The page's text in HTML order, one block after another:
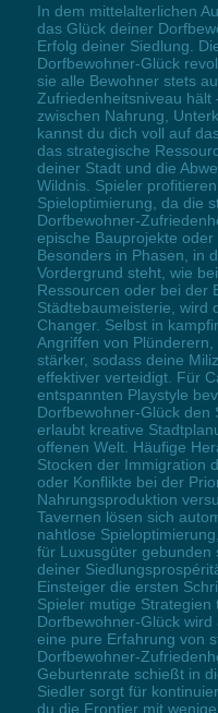
In dem mittelalterlichen
das Glück deiner
Erfolg deiner Siedlung.
Dorfbewohner-Glück
sie alle Bewohner stets
Zufriedenheitsniveau
zwischen Nahrung,
kannst du dich voll auf
das strategische
deiner Stadt und die
Wildnis. Spieler
Spieloptimierung, da die
Dorfbewohner-
epische Bauprojekte oder
Besonders in Phasen, in
Vordergrund steht, wie
Ressourcen oder bei der
Städtebaumeisterie, wird
Changer. Selbst in
Angriffen von
stärker, sodass deine
effektiver verteidigt. Für
entspannten Playstyle
Dorfbewohner-Glück den
erlaubt kreative
offenen Welt. Häufige
Stocken der Immigration
oder Konflikte bei der
Nahrungsproduktion
Tavernen lösen sich
nahtlose
für Luxusgüter gebunden
deiner
Einsteiger die ersten
Spieler mutige
Dorfbewohner-Glück
eine pure Erfahrung von
Dorfbewohner-
Geburtenrate schießt in
Siedler sorgt für
du die Frontier mit